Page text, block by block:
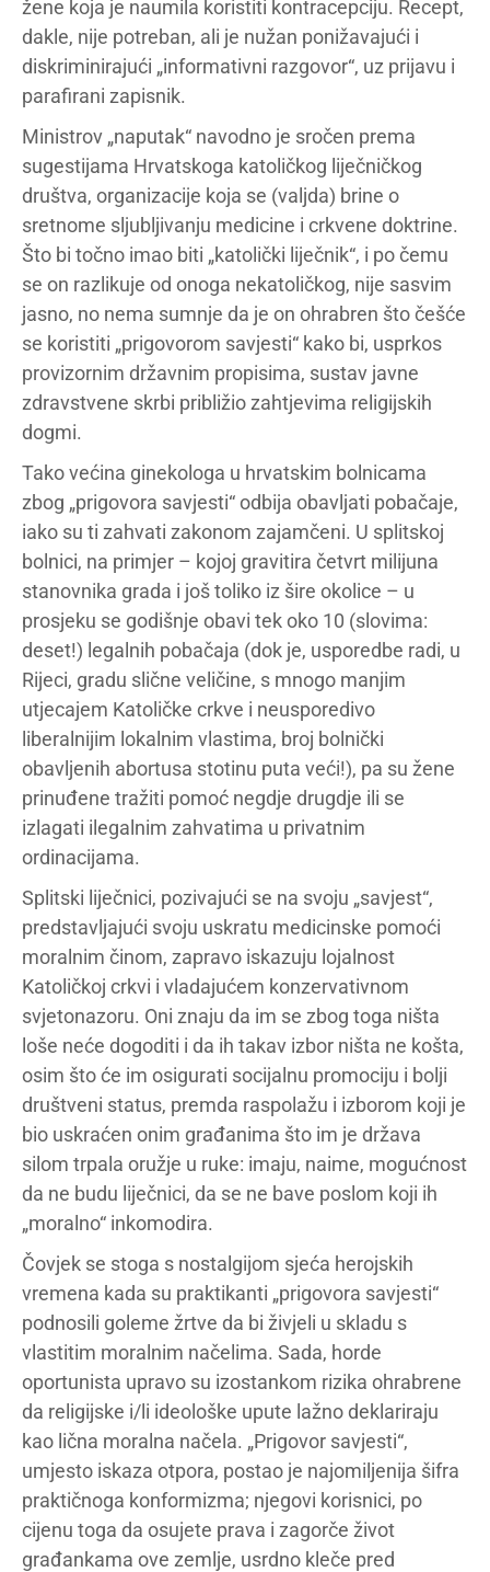
žene koja je naumila koristiti kontracepciju. Recept,
dakle, nije potreban, ali je nužan ponižavajući i
diskriminirajući „informativni razgovor“, uz prijavu i
parafirani zapisnik.
Ministrov „naputak“ navodno je sročen prema
sugestijama Hrvatskoga katoličkog liječničkog
društva, organizacije koja se (valjda) brine o
sretnome sljubljivanju medicine i crkvene doktrine.
Što bi točno imao biti „katolički liječnik“, i po čemu
se on razlikuje od onoga nekatoličkog, nije sasvim
jasno, no nema sumnje da je on ohrabren što češće
se koristiti „prigovorom savjesti“ kako bi, usprkos
provizornim državnim propisima, sustav javne
zdravstvene skrbi približio zahtjevima religijskih
dogmi.
Tako većina ginekologa u hrvatskim bolnicama
zbog „prigovora savjesti“ odbija obavljati pobačaje,
iako su ti zahvati zakonom zajamčeni. U splitskoj
bolnici, na primjer – kojoj gravitira četvrt milijuna
stanovnika grada i još toliko iz šire okolice – u
prosjeku se godišnje obavi tek oko 10 (slovima:
deset!) legalnih pobačaja (dok je, usporedbe radi, u
Rijeci, gradu slične veličine, s mnogo manjim
utjecajem Katoličke crkve i neusporedivo
liberalnijim lokalnim vlastima, broj bolnički
obavljenih abortusa stotinu puta veći!), pa su žene
prinuđene tražiti pomoć negdje drugdje ili se
izlagati ilegalnim zahvatima u privatnim
ordinacijama.
Splitski liječnici, pozivajući se na svoju „savjest“,
predstavljajući svoju uskratu medicinske pomoći
moralnim činom, zapravo iskazuju lojalnost
Katoličkoj crkvi i vladajućem konzervativnom
svjetonazoru. Oni znaju da im se zbog toga ništa
loše neće dogoditi i da ih takav izbor ništa ne košta,
osim što će im osigurati socijalnu promociju i bolji
društveni status, premda raspolažu i izborom koji je
bio uskraćen onim građanima što im je država
silom trpala oružje u ruke: imaju, naime, mogućnost
da ne budu liječnici, da se ne bave poslom koji ih
„moralno“ inkomodira.
Čovjek se stoga s nostalgijom sjeća herojskih
vremena kada su praktikanti „prigovora savjesti“
podnosili goleme žrtve da bi živjeli u skladu s
vlastitim moralnim načelima. Sada, horde
oportunista upravo su izostankom rizika ohrabrene
da religijske i/li ideološke upute lažno deklariraju
kao lična moralna načela. „Prigovor savjesti“,
umjesto iskaza otpora, postao je najomiljenija šifra
praktičnoga konformizma; njegovi korisnici, po
cijenu toga da osujete prava i zagorče život
građankama ove zemlje, usrdno kleče pred